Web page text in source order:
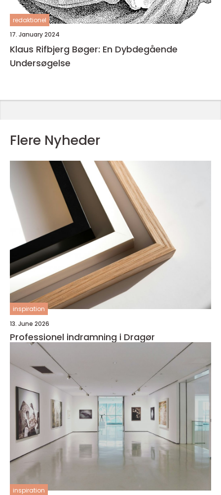
redaktionel
17. January 2024
Klaus Rifbjerg Bøger: En Dybdegående
Undersøgelse
Flere Nyheder
inspiration
13. June 2026
Professionel indramning i Dragør
inspiration